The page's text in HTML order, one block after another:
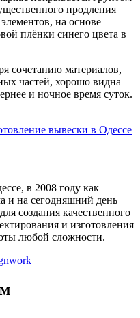
продления
на основе
плёнки синего цвета в
сочетанию материалов,
частей, хорошо видна
и ночное время суток.
вывески в Одессе
в 2008 году как
и на сегодняшний день
создания качественного
и изготовления
любой сложности.